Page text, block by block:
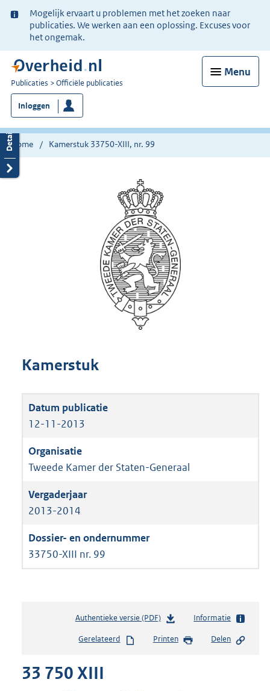
Ter
informatie:
Mogelijk ervaart u problemen met het zoeken naar
publicaties. We werken aan een oplossing. Excuses voor
het ongemak.
Menu
U
bent
nu
hier:
Publicaties Officiële publicaties
Inloggen
Home Kamerstuk 33750-XIII, nr. 99
Kamerstuk
12-11-2013
Tweede Kamer der Staten-Generaal
2013-2014
33750-XIII nr. 99
Authentieke versie (PDF)b
s
Informatie
Gerelateerd Printen Delen
33 750 XIII